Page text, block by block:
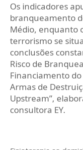
Os indicadores
branqueamento
Médio, enquanto
terrorismo se
conclusões
Risco de
Financiamento
Armas de
Upstream”,
consultora EY.